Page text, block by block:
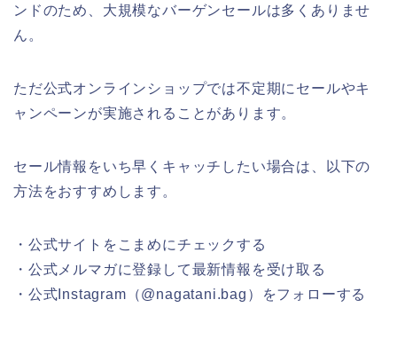
ンドのため、大規模なバーゲンセールは多くありませ
ん。
ただ公式オンラインショップでは不定期にセールやキ
ャンペーンが実施されることがあります。
セール情報をいち早くキャッチしたい場合は、以下の
方法をおすすめします。
・公式サイトをこまめにチェックする
・公式メルマガに登録して最新情報を受け取る
・公式Instagram（@nagatani.bag）をフォローする